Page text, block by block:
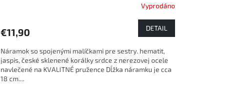
Vyprodáno
€11,90 DETAIL
Náramok so spojenými malíčkami pre sestry. hematit,
jaspis, české sklenené korálky srdce z nerezovej ocele
navlečené na KVALITNÉ pružence Dĺžka náramku je cca
18 cm....